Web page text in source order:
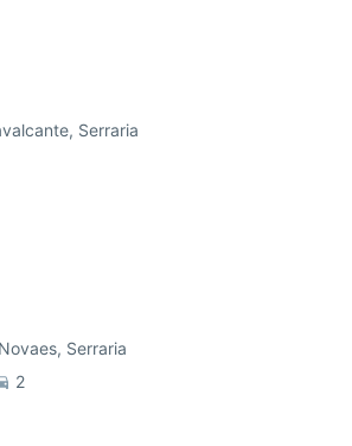
Serraria
Serraria
2